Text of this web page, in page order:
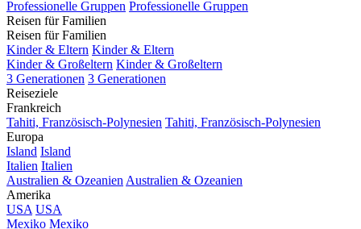
Professionelle Gruppen Professionelle Gruppen
Reisen für Familien
Reisen für Familien
Kinder & Eltern Kinder & Eltern
Kinder & Großeltern Kinder & Großeltern
3 Generationen 3 Generationen
Reiseziele
Frankreich
Tahiti, Französisch-Polynesien Tahiti, Französisch-Polynesien
Europa
Island Island
Italien Italien
Australien & Ozeanien Australien & Ozeanien
Amerika
USA USA
Mexiko Mexiko